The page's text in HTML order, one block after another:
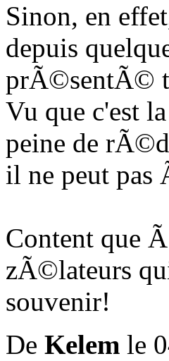
Sinon, en
depuis
prÃ©sentÃ©
Vu que c'est
peine de
il ne peut pas
Content que
zÃ©lateurs
souvenir!
De Kelem le